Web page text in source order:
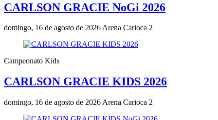
CARLSON GRACIE NoGi 2026
domingo, 16 de agosto de 2026Arena Carioca 2
Campeonato Kids
CARLSON GRACIE KIDS 2026
domingo, 16 de agosto de 2026 Arena Carioca 2